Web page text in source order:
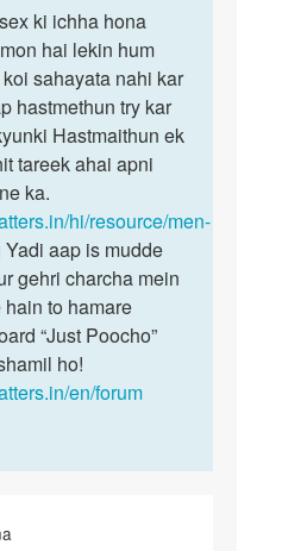
ki ichha hona
hai lekin hum
sahayata nahi kar
hastmethun try kar
Hastmaithun ek
tareek ahai apni
ka.
hi/resource/men-
Yadi aap is mudde
gehri charcha mein
to hamare
“Just Poocho”
ho!
en/forum